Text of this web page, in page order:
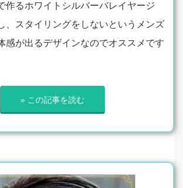
作るホワイトシルバーバレイヤージ
、スタイリングをしないというメンズ
感が出るデザインなのでオススメです
» この記事を読む